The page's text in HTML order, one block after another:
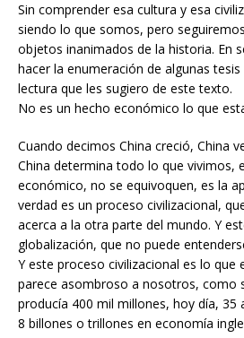
Sin comprender esa cultura y esa
siendo lo que somos, pero
objetos inanimados de la historia. En
hacer la enumeración de algunas
lectura que les sugiero de este texto.
No es un hecho económico lo que
Cuando decimos China creció, China
China determina todo lo que vivimos,
económico, no se equivoquen, es la
verdad es un proceso civilizacional,
acerca a la otra parte del mundo. Y
globalización, que no puede
Y este proceso civilizacional es lo que
parece asombroso a nosotros, como
producía 400 mil millones, hoy día, 35
8 billones o trillones en economía